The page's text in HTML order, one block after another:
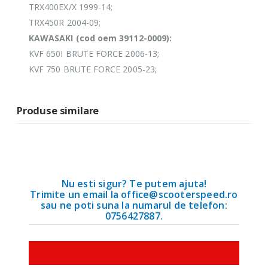
TRX400EX/X 1999-14;
TRX450R 2004-09;
KAWASAKI (cod oem 39112-0009):
KVF 650I BRUTE FORCE 2006-13;
KVF 750 BRUTE FORCE 2005-23;
Produse similare
Nu esti sigur? Te putem ajuta!
Trimite un email la office@scooterspeed.ro
sau ne poti suna la numarul de telefon:
0756427887.